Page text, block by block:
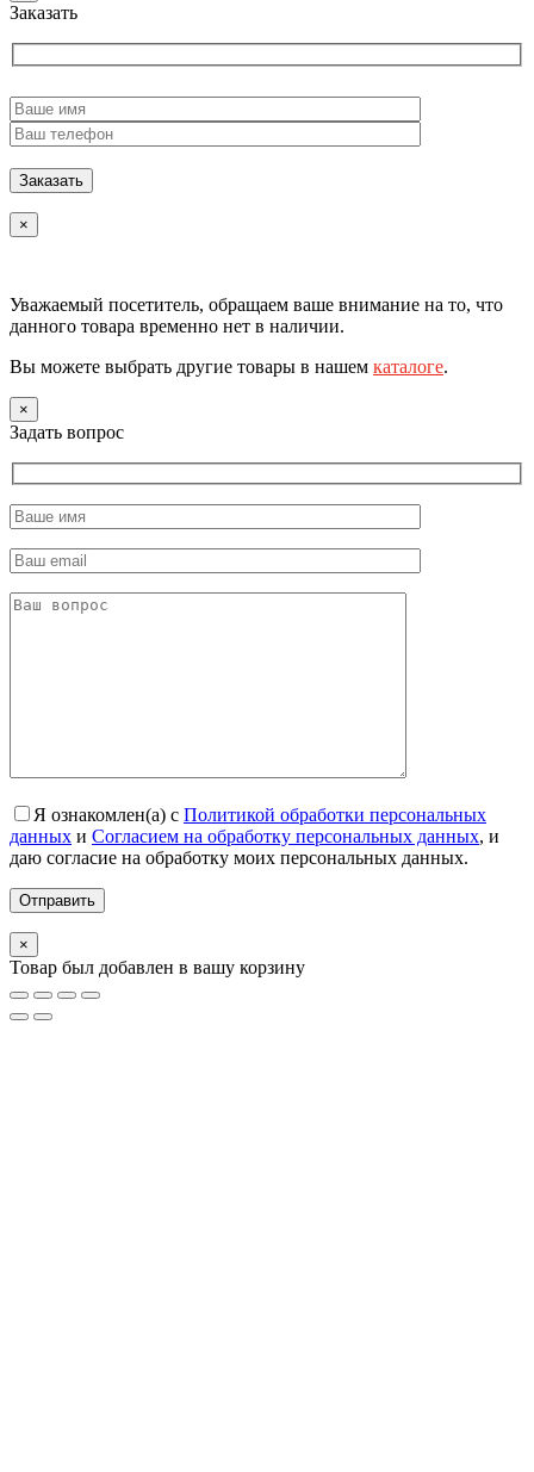
Заказать
×
Уважаемый посетитель, обращаем ваше внимание на то, что
данного товара временно нет в наличии.
Вы можете выбрать другие товары в нашем каталоге.
×
Задать вопрос
Я ознакомлен(а) с Политикой обработки персональных
данных и Согласием на обработку персональных данных, и
даю согласие на обработку моих персональных данных.
×
Товар был добавлен в вашу корзину